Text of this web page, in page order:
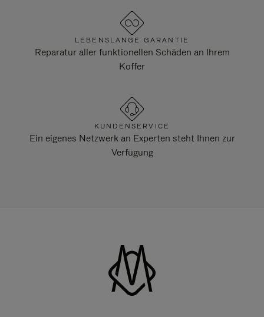
LEBENSLANGE GARANTIE
Reparatur aller funktionellen Schäden an Ihrem
Koffer
KUNDENSERVICE
Ein eigenes Netzwerk an Experten steht Ihnen zur
Verfügung